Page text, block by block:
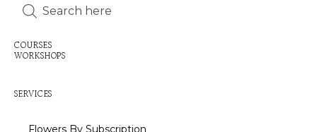
Inactive
COURSES
WORKSHOPS
Inactive
SERVICES
Flowers By Subscription